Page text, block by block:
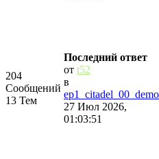
204
Сообщений
13 Тем
Последний ответ
от t52
в
ep1_citadel_00_demo
27 Июл 2026,
01:03:51